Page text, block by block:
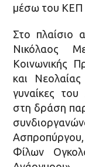
μέσω του ΚΕΠ
Στο πλαίσιο
Νικόλαος
Κοινωνικής
και
γυναίκες
στη δράση
Φίλων